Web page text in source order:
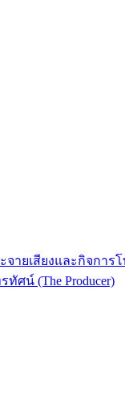
ายเสียงและกิจการ
ศน์ (The Producer)